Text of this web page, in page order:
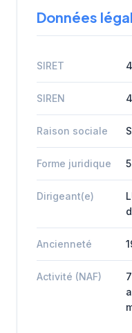
Données
SIRET
SIREN
Raison sociale
Forme juridique
Dirigeant(e)
Ancienneté
Activité (NAF)